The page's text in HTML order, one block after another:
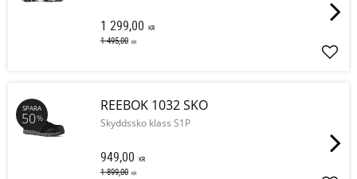
1 299,00 KR
1 495,00 KR
REEBOK 1032 SKO
Skyddssko klass S1P
949,00 KR
1 899,00 KR
SPARA
50%